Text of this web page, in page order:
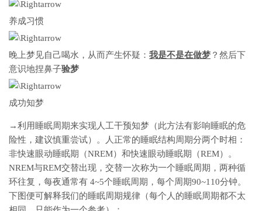
养成习惯
晚上梦见自己喝水，从而产生怀疑： 我是不是在做梦 ？然后下
意识地捏鼻子验梦
成功知梦
→利用睡眠周期来实现人工干预知梦（此方法有影响睡眠的危
险性，建议慎重尝试）。人正常的睡眠结构周期分两个时相：
非快速眼动睡眠期（NREM）和快速眼动睡眠期（REM）。
NREM与REM交替出现，交替一次称为一个睡眠周期，两种循
环往复，每夜通常有 4~5个睡眠周期，每个周期90~110分钟。
下图便可解释我们的睡眠周期规律（每个人的睡眠周期都不太